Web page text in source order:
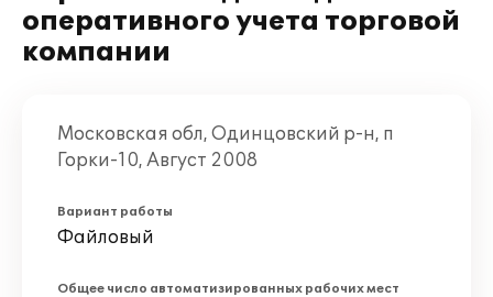
оперативного учета торговой
компании
Московская обл, Одинцовский р-н, п
Горки-10, Август 2008
Вариант работы
Файловый
Общее число автоматизированных рабочих мест